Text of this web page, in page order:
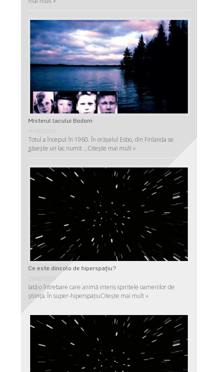
Misterul lacului Bodom
Totul a început în 1960. În orășelul Esbo, din Finlanda se
găsește un lac numit …Citește mai mult »
Ce este dincolo de hiperspaţiu?
29/06/2025
Iată o întrebare care animă intens spiritele oamenilor de
ştiinţă. În super-hiperspaţiuCitește mai mult »